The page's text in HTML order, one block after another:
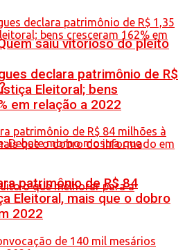
saiu vitorioso do pleito
declara patrimônio de R$
Eleitoral; bens
em relação a 2022
patrimônio de R$ 84
Eleitoral, mais que o dobro
2022